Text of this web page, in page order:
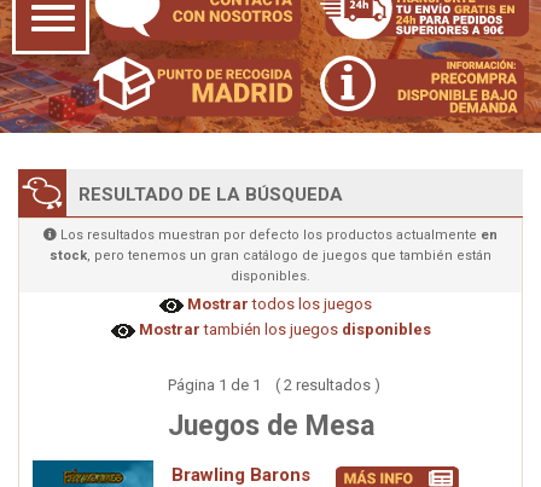
RESULTADO DE LA BÚSQUEDA
Los resultados muestran por defecto los productos actualmente en
stock, pero tenemos un gran catálogo de juegos que también están
disponibles.
Mostrar todos los juegos
Mostrar también los juegos disponibles
Página 1 de 1 ( 2 resultados )
Juegos de Mesa
Brawling Barons